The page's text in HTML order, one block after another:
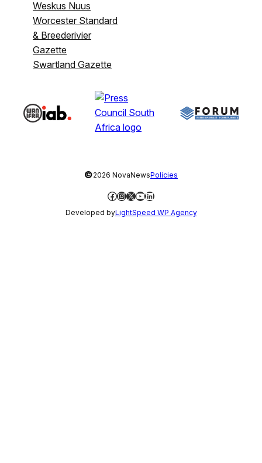
Weskus Nuus
Worcester Standard
& Breederivier
Gazette
Swartland Gazette
©2026 NovaNewsPolicies
Facebook
Instagram
X YouTube
LinkedIn
Developed byLightSpeed WP Agency